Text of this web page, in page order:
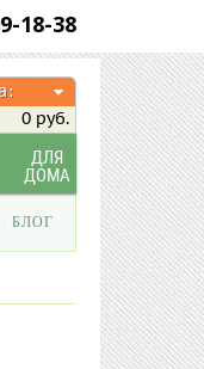
18-38
0 руб.
ДЛЯ
ДОМА
БЛОГ